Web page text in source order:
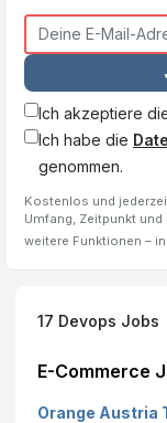
Ich akzeptiere
Ich habe die
genommen.
Kostenlos und
Umfang, Zeitpunkt
weitere Funktionen –
17 Devops Jobs
E-Commerce
Orange Austria